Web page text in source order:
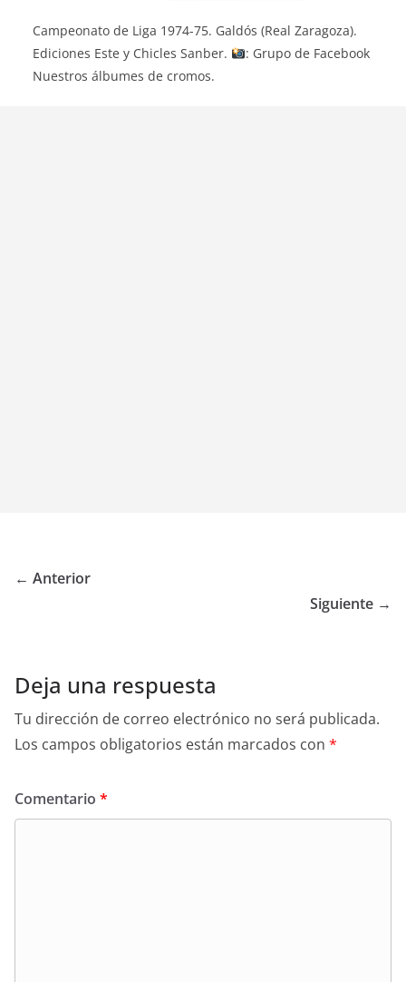
Campeonato de Liga 1974-75. Galdós (Real Zaragoza).
Ediciones Este y Chicles Sanber.
: Grupo de Facebook
Nuestros álbumes de cromos.
← Anterior
Siguiente →
Deja una respuesta
Tu dirección de correo electrónico no será publicada.
Los campos obligatorios están marcados con *
Comentario *